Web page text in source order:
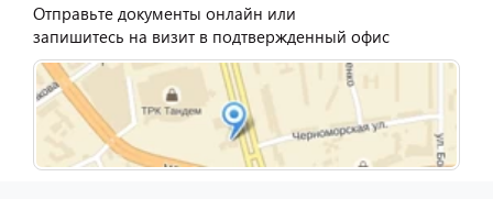
Отправьте документы онлайн или
запишитесь на визит в подтвержденный офис